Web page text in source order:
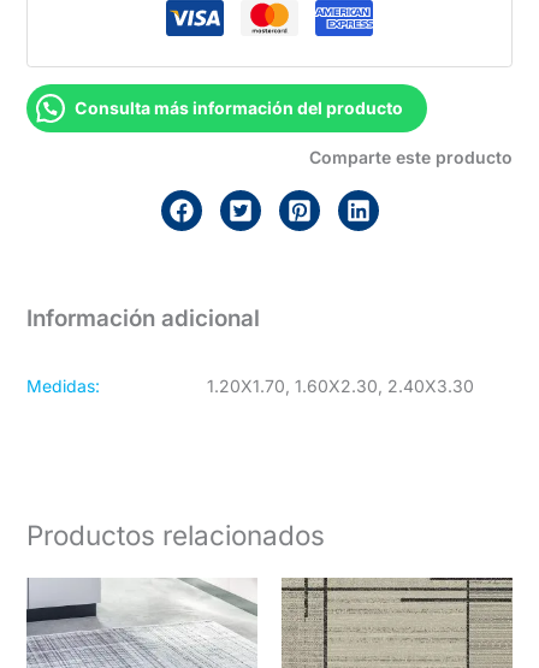
Consulta más información del producto
Comparte este producto
Información adicional
Medidas: 1.20X1.70, 1.60X2.30, 2.40X3.30
Productos relacionados